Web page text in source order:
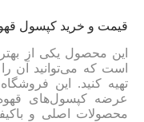
قیمت و خرید کپسول
این محصول یکی از
است که می‌توانید آن
تهیه کنید. این
عرضه کپسول‌های
محصولات اصلی و